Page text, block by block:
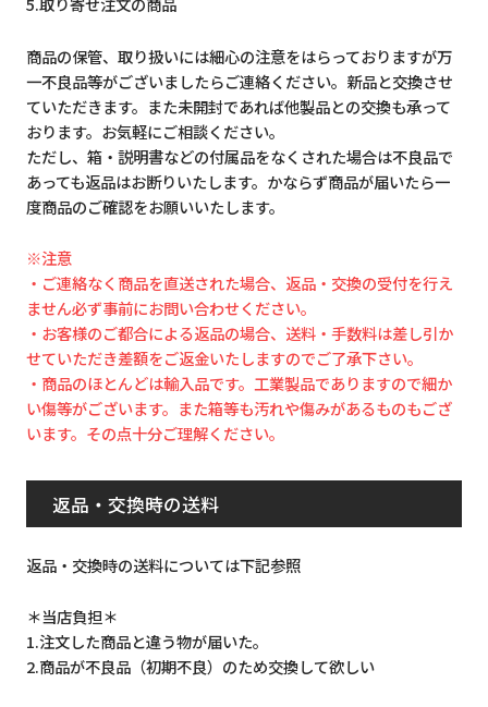
商品の保管、取り扱いには細心の注意をはらっておりますが万
一不良品等がございましたらご連絡ください。新品と交換させ
ていただきます。また未開封であれば他製品との交換も承って
おります。お気軽にご相談ください。
ただし、箱・説明書などの付属品をなくされた場合は不良品で
あっても返品はお断りいたします。かならず商品が届いたら一
度商品のご確認をお願いいたします。
※注意
・ご連絡なく商品を直送された場合、返品・交換の受付を行え
ません必ず事前にお問い合わせください。
・お客様のご都合による返品の場合、送料・手数料は差し引か
せていただき差額をご返金いたしますのでご了承下さい。
・商品のほとんどは輸入品です。工業製品でありますので細か
い傷等がございます。また箱等も汚れや傷みがあるものもござ
います。その点十分ご理解ください。
返品・交換時の送料
返品・交換時の送料については下記参照
＊当店負担＊
1.注文した商品と違う物が届いた。
2.商品が不良品（初期不良）のため交換して欲しい